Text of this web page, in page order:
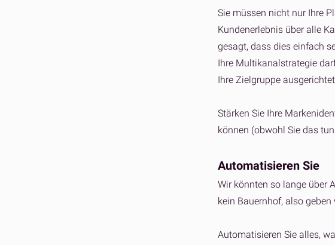
Sie müssen nicht nur Ihre
Kundenerlebnis über alle
gesagt, dass dies einfach
Ihre Multikanalstrategie
Ihre Zielgruppe
Stärken Sie Ihre
können (obwohl Sie das
Automatisieren Sie
Wir könnten so lange über
kein Bauernhof, also
Automatisieren Sie alles,